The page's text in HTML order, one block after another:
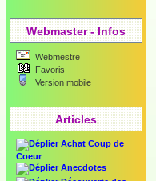
Webmaster - Infos
Webmestre
Favoris
Version mobile
Articles
Achat Coup de
Coeur
Anecdotes